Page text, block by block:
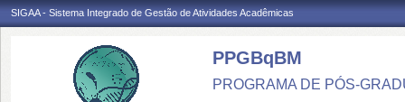
SIGAA - Sistema Integrado de Gestão de Atividades Acadêmicas
PPGBqBM
PROGRAMA DE PÓS-